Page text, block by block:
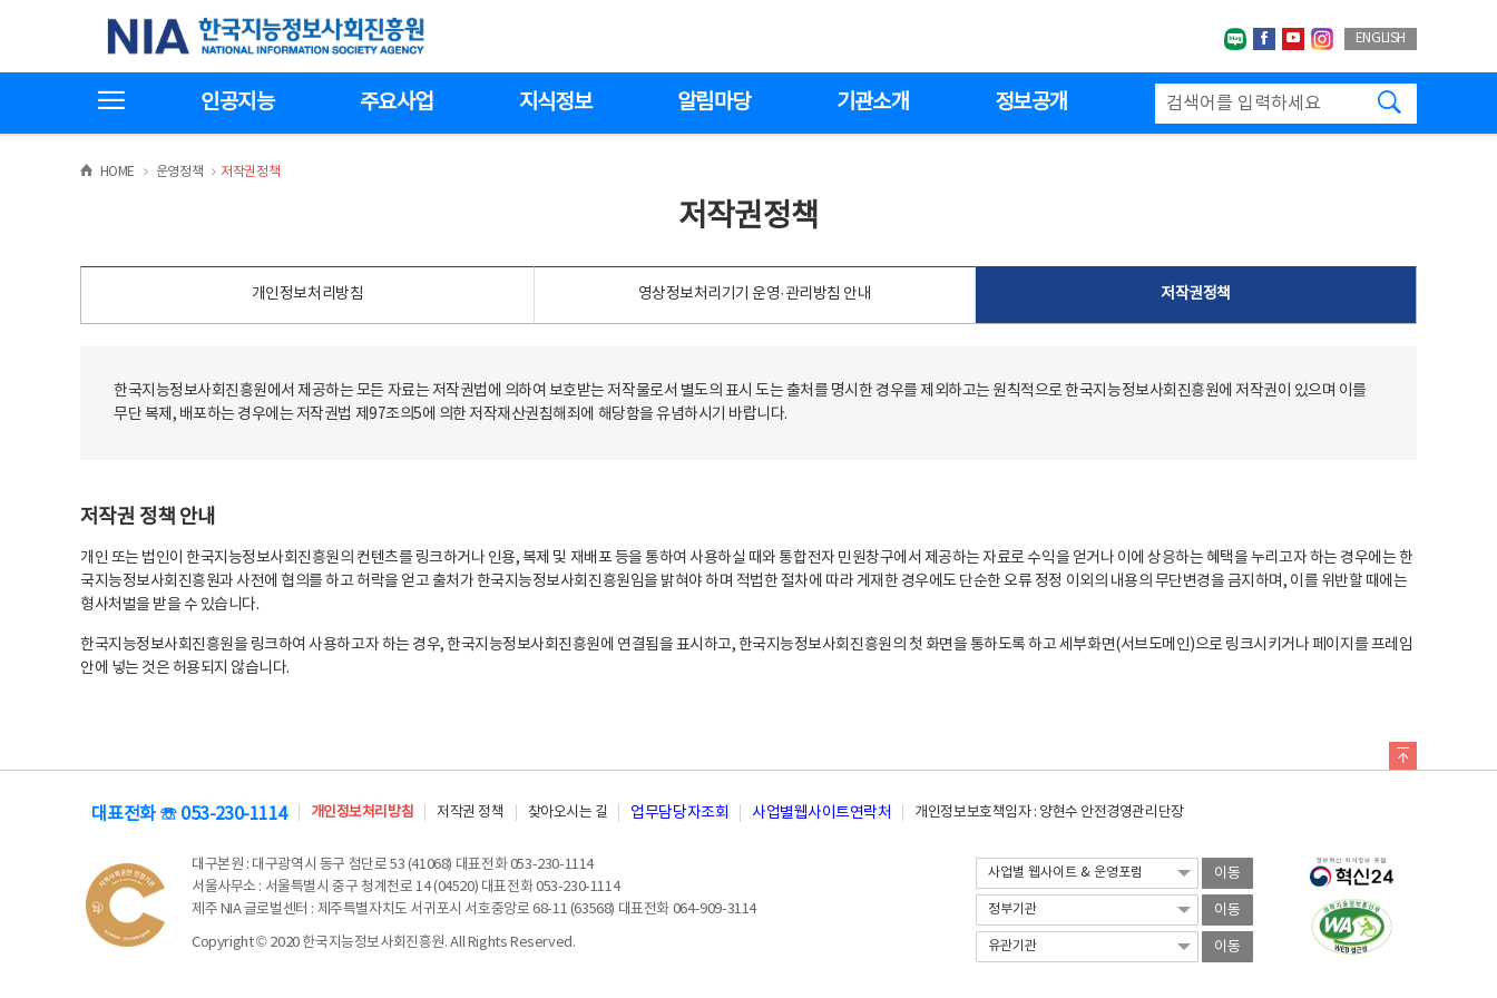
기
한국지능정보사회진흥원
네이버블로그
페이스북
유투브인스타그랩
ENGLISH
인공지능 주요사업 지식정보 알림마당 기관소개 정보공개
HOME >운영정책 >
저작권정책
저작권정책
개인정보처리방침 영상정보처리기기 운영·관리방침 안내 저작권정책
한국지능정보사회진흥원에서 제공하는 모든 자료는 저작권법에 의하여 보호받는 저작물로서 별도의 표시 도는 출처를 명시한 경우를 제외하고는 원칙적으로 한국지능정보사회진흥원에 저작권이 있으며 이를
무단 복제, 배포하는 경우에는 저작권법 제97조의5에 의한 저작재산권침해죄에 해당함을 유념하시기 바랍니다.
저작권 정책 안내
개인 또는 법인이 한국지능정보사회진흥원의 컨텐츠를 링크하거나 인용, 복제 및 재배포 등을 통하여 사용하실 때와 통합전자 민원창구에서 제공하는 자료로 수익을 얻거나 이에 상응하는 혜택을 누리고자 하는 경우에는 한
국지능정보사회진흥원과 사전에 협의를 하고 허락을 얻고 출처가 한국지능정보사회진흥원임을 밝혀야 하며 적법한 절차에 따라 게재한 경우에도 단순한 오류 정정 이외의 내용의 무단변경을 금지하며, 이를 위반할 때에는
형사처벌을 받을 수 있습니다.
한국지능정보사회진흥원을 링크하여 사용하고자 하는 경우, 한국지능정보사회진흥원에 연결됨을 표시하고, 한국지능정보사회진흥원의 첫 화면을 통하도록 하고 세부화면(서브도메인)으로 링크시키거나 페이지를 프레임
안에 넣는 것은 허용되지 않습니다.
대표전화 ☏ 053-230-1114 개인정보처리방침 저작권 정책 찾아오시는 길 업무담당자조회 사업별웹사이트연락처 개인정보보호책임자 : 양현수 안전경영관리단장
대구본원 : 대구광역시 동구 첨단로 53 (41068) 대표전화 053-230-1114
서울사무소 : 서울특별시 중구 청계천로 14 (04520) 대표전화 053-230-1114
제주 NIA 글로벌센터 : 제주특별자치도 서귀포시 서호중앙로 68-11 (63568) 대표전화 064-909-3114
Copyright © 2020 한국지능정보사회진흥원. All Rights Reserved.
이동
이동
이동